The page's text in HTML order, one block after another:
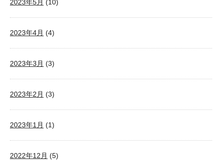
2023年5月 (10)
2023年4月 (4)
2023年3月 (3)
2023年2月 (3)
2023年1月 (1)
2022年12月 (5)